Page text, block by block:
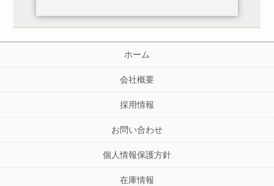
ホーム
会社概要
採用情報
お問い合わせ
個人情報保護方針
在庫情報